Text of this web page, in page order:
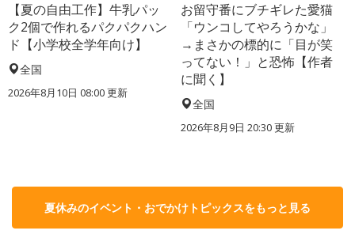
【夏の自由工作】牛乳パッ
ク2個で作れるパクパクハン
ド【小学校全学年向け】
全国
2026年8月10日 08:00更新
お留守番にブチギレた愛猫
「ウンコしてやろうかな」
→まさかの標的に「目が笑
ってない！」と恐怖【作者
に聞く】
全国
2026年8月9日 20:30更新
夏休みのイベント・おでかけトピックスをもっと見る